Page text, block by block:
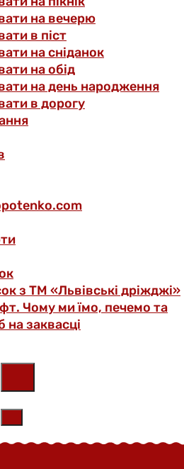
на вечерю
в піст
на сніданок
на обід
на день народження
в дорогу
з ТМ «Львівські дріжджі»
Чому ми їмо, печемо та
на заквасці